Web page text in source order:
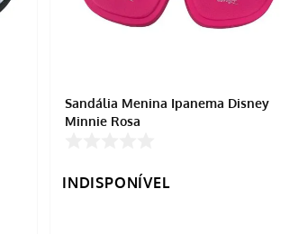
Sandália Menina Ipanema Disney
Minnie Rosa
INDISPONÍVEL